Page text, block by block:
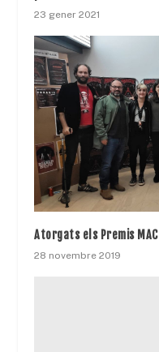
23 gener 2021
Atorgats els Premis
28 novembre 2019